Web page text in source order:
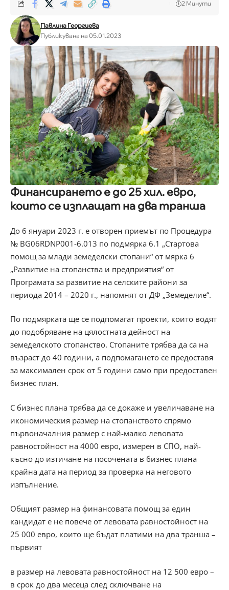
Павлина Георгиева
Публикувана на 05.01.2023
2 Минути
Финансирането е до 25 хил. евро,
които се изплащат на два транша
До 6 януари 2023 г. е отворен приемът по Процедура
№ BG06RDNP001-6.013 по подмярка 6.1 „Стартова
помощ за млади земеделски стопани“ от мярка 6
„Развитие на стопанства и предприятия“ от
Програмата за развитие на селските райони за
периода 2014 – 2020 г., напомнят от ДФ „Земеделие“.
По подмярката ще се подпомагат проекти, които водят
до подобряване на цялостната дейност на
земеделското стопанство. Стопаните трябва да са на
възраст до 40 години, а подпомагането се предоставя
за максимален срок от 5 години само при предоставен
бизнес план.
С бизнес плана трябва да се докаже и увеличаване на
икономическия размер на стопанството спрямо
първоначалния размер с най-малко левовата
равностойност на 4000 евро, измерен в СПО, най-
късно до изтичане на посочената в бизнес плана
крайна дата на период за проверка на неговото
изпълнение.
Общият размер на финансовата помощ за един
кандидат е не повече от левовата равностойност на
25 000 евро, които ще бъдат платими на два транша –
първият
в размер на левовата равностойност на 12 500 евро –
в срок до два месеца след сключване на